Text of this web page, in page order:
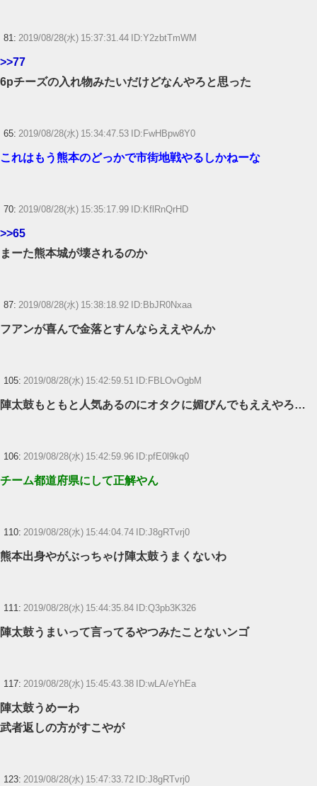
81: 2019/08/28(水) 15:37:31.44 ID:Y2zbtTmWM
>>77
6pチーズの入れ物みたいだけどなんやろと思った
65: 2019/08/28(水) 15:34:47.53 ID:FwHBpw8Y0
これはもう熊本のどっかで市街地戦やるしかねーな
70: 2019/08/28(水) 15:35:17.99 ID:KflRnQrHD
>>65
まーた熊本城が壊されるのか
87: 2019/08/28(水) 15:38:18.92 ID:BbJR0Nxaa
フアンが喜んで金落とすんならええやんか
105: 2019/08/28(水) 15:42:59.51 ID:FBLOvOgbM
陣太鼓もともと人気あるのにオタクに媚びんでもええやろ…
106: 2019/08/28(水) 15:42:59.96 ID:pfE0l9kq0
チーム都道府県にして正解やん
110: 2019/08/28(水) 15:44:04.74 ID:J8gRTvrj0
熊本出身やがぶっちゃけ陣太鼓うまくないわ
111: 2019/08/28(水) 15:44:35.84 ID:Q3pb3K326
陣太鼓うまいって言ってるやつみたことないンゴ
117: 2019/08/28(水) 15:45:43.38 ID:wLA/eYhEa
陣太鼓うめーわ
武者返しの方がすこやが
123: 2019/08/28(水) 15:47:33.72 ID:J8gRTvrj0